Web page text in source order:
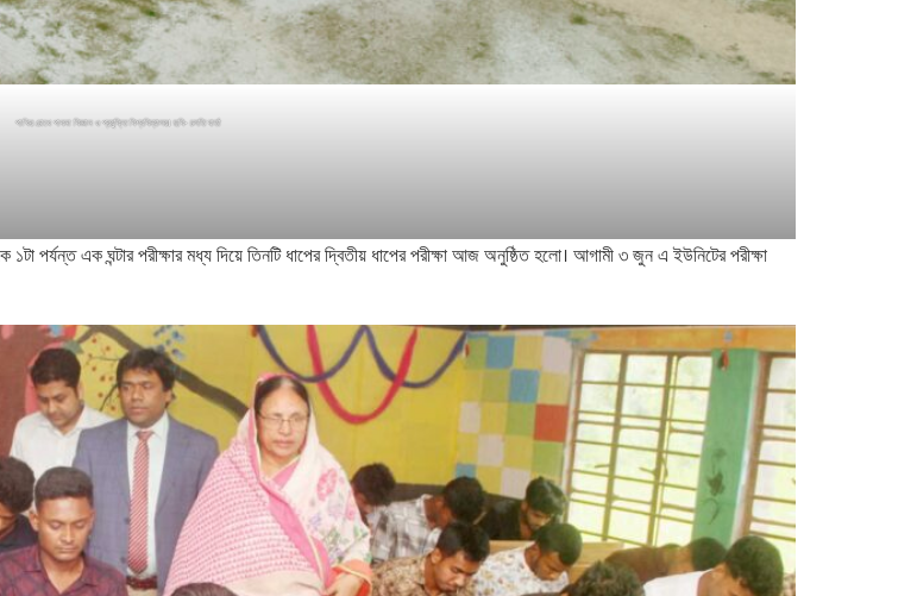
পাখির চোখে পাবনা বিজ্ঞান ও প্রযুক্তি বিশ্ববিদ্যালয়। ছবি- চলতি বার্তা
পর্যন্ত এক ঘন্টার পরীক্ষার মধ্য দিয়ে তিনটি ধাপের দ্বিতীয় ধাপের পরীক্ষা আজ অনুষ্ঠিত হলো। আগামী ৩ জুন এ ইউনিটের পরীক্ষা